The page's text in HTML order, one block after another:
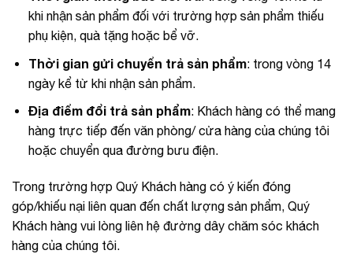
khi nhận sản phẩm đối với trường hợp sản phẩm thiếu
phụ kiện, quà tặng hoặc bể vỡ.
Thời gian gửi chuyển trả sản phẩm: trong vòng 14
ngày kể từ khi nhận sản phẩm.
Địa điểm đổi trả sản phẩm: Khách hàng có thể mang
hàng trực tiếp đến văn phòng/ cửa hàng của chúng tôi
hoặc chuyển qua đường bưu điện.
Trong trường hợp Quý Khách hàng có ý kiến đóng
góp/khiếu nại liên quan đến chất lượng sản phẩm, Quý
Khách hàng vui lòng liên hệ đường dây chăm sóc khách
hàng của chúng tôi.